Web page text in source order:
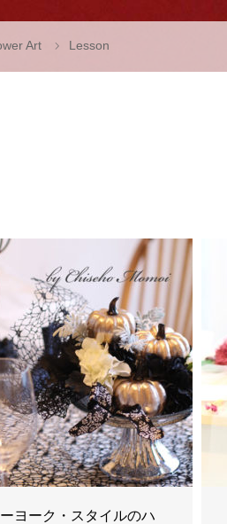
Art Lesson
ヨーク・スタイルのハ